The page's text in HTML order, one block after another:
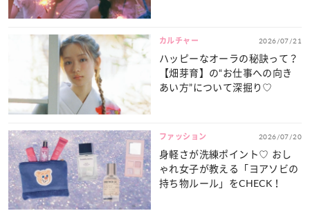
カルチャー 2026/07/21
ハッピーなオーラの秘訣って？
【畑芽育】の“お仕事への向き
あい方”について深掘り♡
ファッション 2026/07/20
身軽さが洗練ポイント♡ おし
ゃれ女子が教える「ヨアソビの
持ち物ルール」をCHECK！